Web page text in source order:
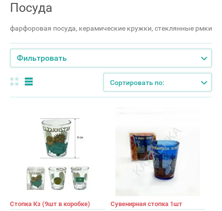
Посуда
фарфоровая посуда, керамические кружки, стеклянные рмки
Фильтровать
Сортировать по:
Стопка Кз (9шт в коробке) Сувенирная стопка 1шт